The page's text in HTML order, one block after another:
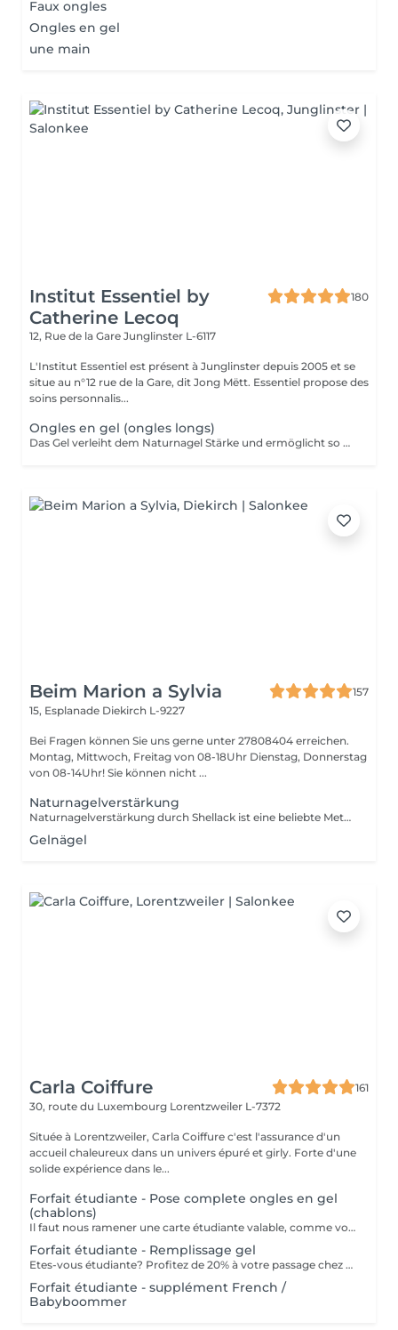
Faux ongles
Ongles en gel
une main
Institut Essentiel by
Catherine Lecoq
180
12, Rue de la Gare Junglinster L-6117
L'Institut Essentiel est présent à Junglinster depuis 2005 et se
situe au n°12 rue de la Gare, dit Jong Mëtt. Essentiel propose des
soins personnalis...
Ongles en gel (ongles longs)
Das Gel verleiht dem Naturnagel Stärke und ermöglicht so Form und Länge nach Wunsch anzupassen. Da es sehr stark ist, eignet sich das Gel für Verlängerungen von sehr kurzen Nägel. Diese kann durch Kapseln oder direkt auf Papierformen modeliert werden. Spitz, echkig, oval, fasst jede Form ist möglich! Das Gel soll nach maximal 5 Wochen erneut werden. Es kann auch schnell und ohne den Naturnagel zu schaden komplett wieder entfernt werden.
Beim Marion a Sylvia
157
15, Esplanade Diekirch L-9227
Bei Fragen können Sie uns gerne unter 27808404 erreichen.
Montag, Mittwoch, Freitag von 08-18Uhr Dienstag, Donnerstag
von 08-14Uhr! Sie können nicht ...
Naturnagelverstärkung
Naturnagelverstärkung durch Shellack ist eine beliebte Methode, um natürliche Nägel zu schützen, zu stärken und ihnen ein gepflegtes, glänzendes Aussehen zu verleihen ohne sie künstlich zu verlängern. Vorteile der Naturnagelverstärkung mit Shellack Stärkere Nägel: Weniger Absplittern oder Brechen Langanhaltend: Bis zu 3-4 Wochen Halt ohne Absplittern Schonender als Gel: Kein massives Abfeilen nötig Dünner Look: Sehr natürliches Finish möglich Schnelle Trockenzeit: Sofort nach dem Aushärten belastbar
Gelnägel
Carla Coiffure
161
30, route du Luxembourg Lorentzweiler L-7372
Située à Lorentzweiler, Carla Coiffure c'est l'assurance d'un
accueil chaleureux dans un univers épuré et girly. Forte d'une
solide expérience dans le...
Forfait étudiante - Pose complete ongles en gel
(chablons)
Il faut nous ramener une carte étudiante valable, comme vous êtes étudiante.
Forfait étudiante - Remplissage gel
Etes-vous étudiante? Profitez de 20% à votre passage chez nous pour votre remplissage. ATTENTION: il nous faut une carte étudiante valable que vous etes bien étudiante.
Forfait étudiante - supplément French /
Babyboommer